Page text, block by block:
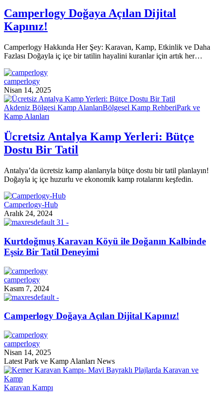
Camperlogy Doğaya Açılan Dijital
Kapınız!
Camperlogy Hakkında Her Şey: Karavan, Kamp, Etkinlik ve Daha
Fazlası Doğayla iç içe bir tatilin hayalini kuranlar için artık her…
camperlogy
Nisan 14, 2025
Akdeniz Bölgesi Kamp AlanlarıBölgesel Kamp RehberiPark ve
Kamp Alanları
Ücretsiz Antalya Kamp Yerleri: Bütçe
Dostu Bir Tatil
Antalya’da ücretsiz kamp alanlarıyla bütçe dostu bir tatil planlayın!
Doğayla iç içe huzurlu ve ekonomik kamp rotalarını keşfedin.
Camperlogy-Hub
Aralık 24, 2024
Kurtdoğmuş Karavan Köyü ile Doğanın Kalbinde
Eşsiz Bir Tatil Deneyimi
camperlogy
Kasım 7, 2024
Camperlogy Doğaya Açılan Dijital Kapınız!
camperlogy
Nisan 14, 2025
Latest Park ve Kamp Alanları News
Karavan Kampı